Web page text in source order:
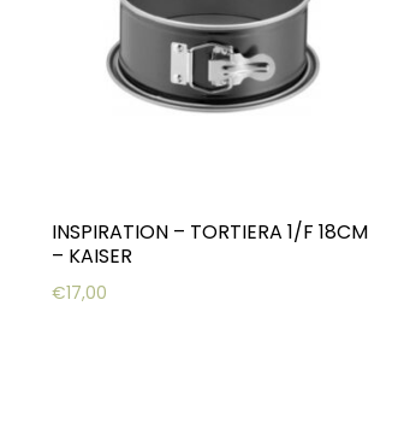
INSPIRATION – TORTIERA 1/F 18CM
– KAISER
€17,00